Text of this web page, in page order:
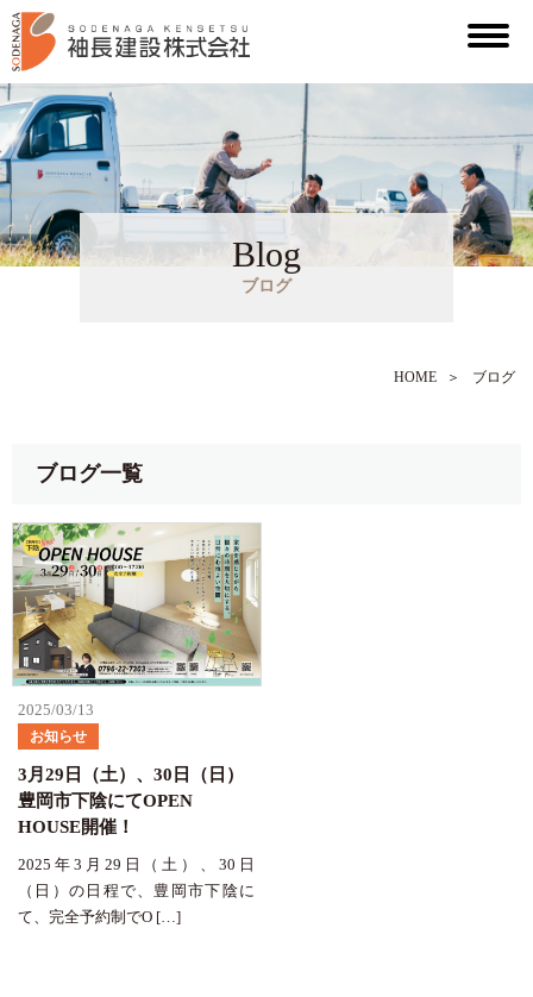
Blog
ブログ
HOME ＞ ブログ
ブログ一覧
2025/03/13
お知らせ
3月29日（土）、30日（日）
豊岡市下陰にてOPEN
HOUSE開催！
2025年3月29日（土）、30日
（日）の日程で、豊岡市下陰に
て、完全予約制でO […]